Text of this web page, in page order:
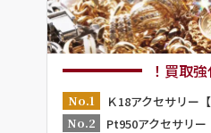
！買取強
No.1
Ｋ18アクセサリー
No.2
Pt950アクセサリー